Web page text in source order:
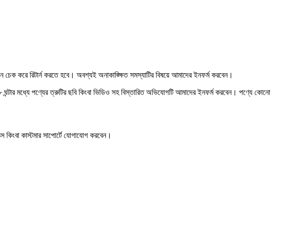
করে রিটার্ন করতে হবে। অবশ্যই অনাকাঙ্ক্ষিত সমস্যাটির বিষয়ে আমাদের ইনফর্ম করবেন।
মধ্যে পণ্যের ত্রুটির ছবি কিংবা ভিডিও সহ বিস্তারিত অভিযোগটি আমাদের ইনফর্ম করবেন। পণ্যে কোনো
কাস্টমার সাপোর্টে যোগাযোগ করবেন।